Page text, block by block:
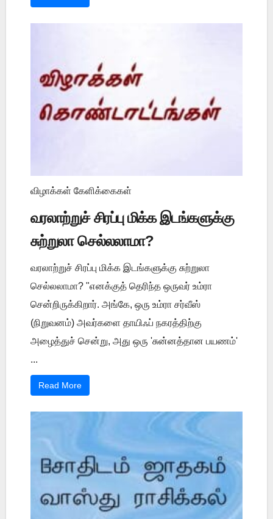
விழாக்கள் கேளிக்கைகள்
வரலாற்றுச் சிரப்பு மிக்க இடங்களுக்கு
சுற்றுலா செல்லலாமா?
வரலாற்றுச் சிரப்பு மிக்க இடங்களுக்கு சுற்றுலா
செல்லலாமா? "எனக்குத் தெரிந்த ஒருவர் உம்ரா
சென்றிருக்கிறார். அங்கே, ஒரு உம்ரா சர்வீஸ்
(நிறுவனம்) அவர்களை தாயிஃப் நகரத்திற்கு
அழைத்துச் சென்று, அது ஒரு 'சுன்னத்தான பயணம்'
...
Read More